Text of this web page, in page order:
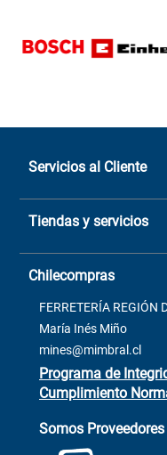
Servicios al Cliente
Quiénes somos
Sucursales
Términos y condiciones
Contacto
Venta Terreno
Trabaja con Nosotros
Tiendas y servicios
Casa Matriz: Avenida
2137 San Javier, Fono
Chilecompras
FERRETERÍA REGIÓN
María Inés Miño
mines@mimbral.cl
Programa de
Cumplimiento
Somos